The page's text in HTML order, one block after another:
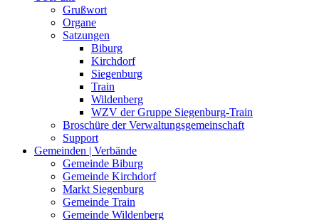
Grußwort
Organe
Satzungen
Biburg
Kirchdorf
Siegenburg
Train
Wildenberg
WZV der Gruppe Siegenburg-Train
Broschüre der Verwaltungsgemeinschaft
Support
Gemeinden | Verbände
Gemeinde Biburg
Gemeinde Kirchdorf
Markt Siegenburg
Gemeinde Train
Gemeinde Wildenberg